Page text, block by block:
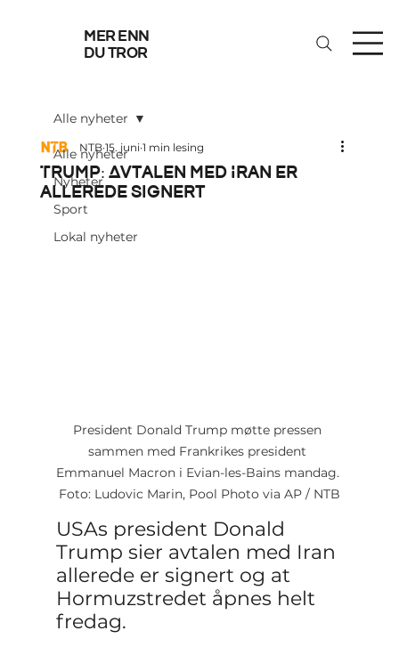
mer enn
du tror
Alle nyheter
Nyheter
Sport
Lokal nyheter
Alle nyheter
Trump: Avtalen med Iran er
allerede signert
NTB 15. juni 1 min lesing
President Donald Trump møtte pressen
sammen med Frankrikes president
Emmanuel Macron i Evian-les-Bains mandag.
Foto: Ludovic Marin, Pool Photo via AP / NTB
USAs president Donald
Trump sier avtalen med Iran
allerede er signert og at
Hormuzstredet åpnes helt
fredag.